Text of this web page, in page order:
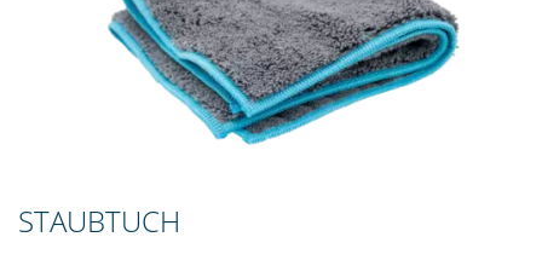
STAUBTUCH